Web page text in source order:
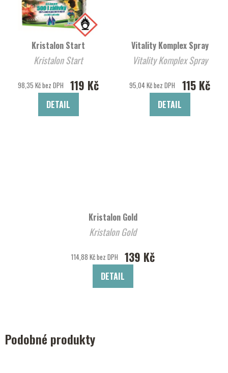
Kristalon Start
Kristalon Start
98,35 Kč bez DPH 119 Kč
DETAIL
Vitality Komplex Spray
Vitality Komplex Spray
95,04 Kč bez DPH 115 Kč
DETAIL
Kristalon Gold
Kristalon Gold
114,88 Kč bez DPH 139 Kč
DETAIL
Podobné produkty